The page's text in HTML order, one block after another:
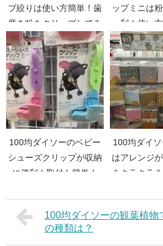
ブ絞りは使い方簡単！歯
磨き粉をクリップしてみ
た！
ップミニは
利！使い
100均ダイソーのベビー
シューズクリップが収納
に便利！取付も簡単！
100均ダイ
はアレンジ
＆キラキラ
100均ダイソーの観葉植物
の種類は？